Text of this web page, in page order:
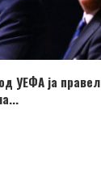
УЕФА ја правел